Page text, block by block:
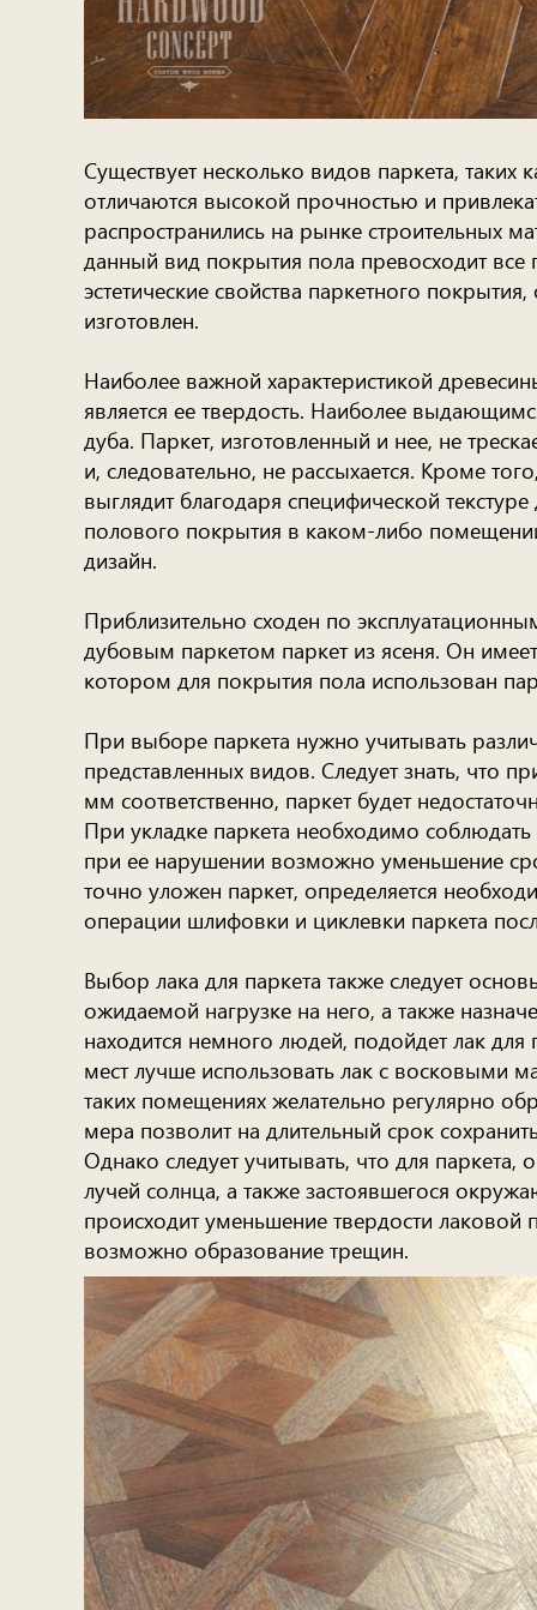
Существует несколько видов паркета,
отличаются высокой прочностью и
распространились на рынке строительных
данный вид покрытия пола превосходит все
эстетические свойства паркетного
изготовлен.
Наиболее важной характеристикой
является ее твердость. Наиболее
дуба. Паркет, изготовленный и нее, не
и, следовательно, не рассыхается. Кроме
выглядит благодаря специфической
полового покрытия в каком-либо
дизайн.
Приблизительно сходен по
дубовым паркетом паркет из ясеня. Он
котором для покрытия пола использован
При выборе паркета нужно учитывать
представленных видов. Следует знать, что
мм соответственно, паркет будет
При укладке паркета необходимо
при ее нарушении возможно уменьшение
точно уложен паркет, определяется
операции шлифовки и циклевки паркета
Выбор лака для паркета также следует
ожидаемой нагрузке на него, а также
находится немного людей, подойдет лак
мест лучше использовать лак с восковыми
таких помещениях желательно регулярно
мера позволит на длительный срок
Однако следует учитывать, что для
лучей солнца, а также застоявшегося
происходит уменьшение твердости лаковой
возможно образование трещин.